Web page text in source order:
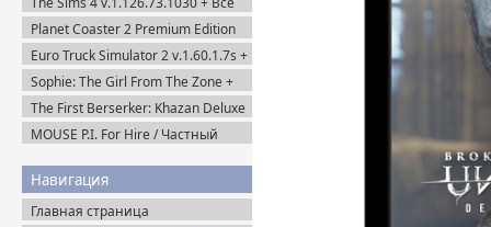
DLC (2014-2025) Portable
Planet Coaster 2 Premium Edition
(2024) Steam-Rip
Euro Truck Simulator 2 v.1.60.1.7s +
Все DLC (2012) Пиратка
Sophie: The Girl From The Zone +
DLC (2026) Пиратка
The First Berserker: Khazan Deluxe
Edition (2025) Пиратка
MOUSE P.I. For Hire / Частный
Пиратка
Навигация
Главная страница